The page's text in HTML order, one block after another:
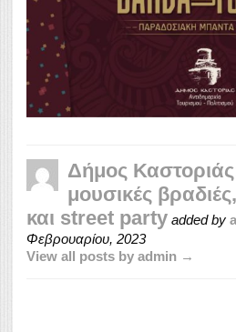
Δήμος
μουσικές
και street party added by
Φεβρουαρίου, 2023
View all posts by admin →